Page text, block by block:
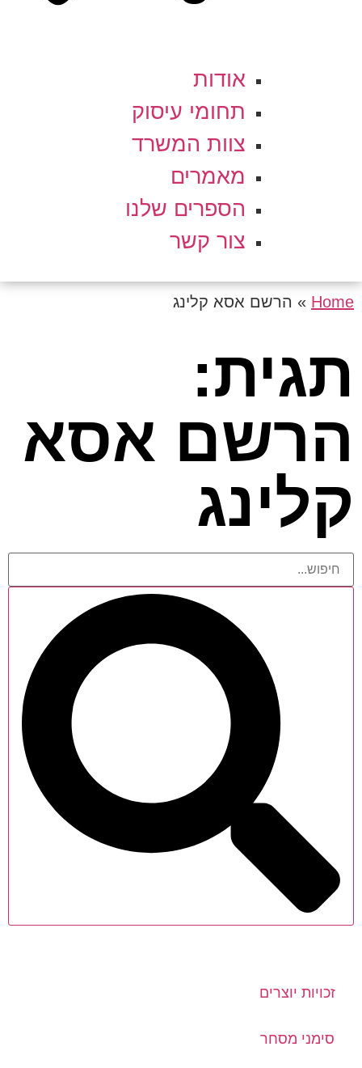
אודות
תחומי עיסוק
צוות המשרד
מאמרים
הספרים שלנו
צור קשר
Home
» הרשם אסא קלינג
תגית:
הרשם אסא
קלינג
זכויות יוצרים
סימני מסחר